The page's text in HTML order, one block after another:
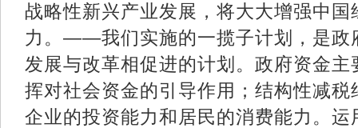
战略性新兴产业发展，将大大增强中
力。——我们实施的一揽子计划，是政
发展与改革相促进的计划。政府资金
挥对社会资金的引导作用；结构性减
企业的投资能力和居民的消费能力。